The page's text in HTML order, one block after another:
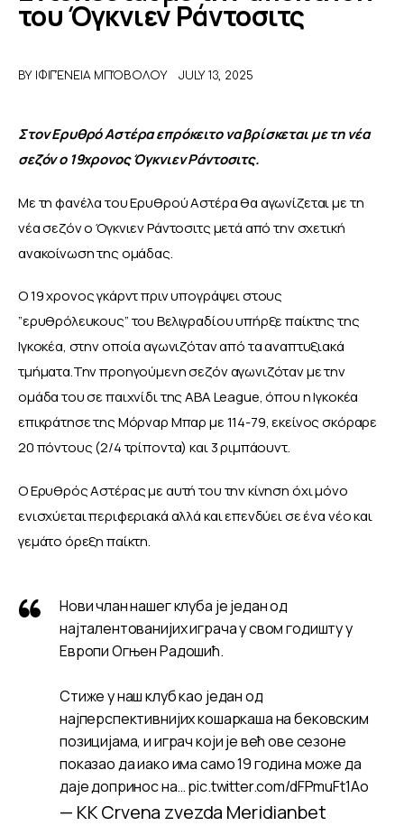
του Όγκνιεν Ράντοσιτς
BY ΙΦΙΓΈΝΕΙΑ ΜΠΌΒΟΛΟΥ JULY 13, 2025
Στον Ερυθρό Αστέρα επρόκειτο να βρίσκεται με τη νέα
σεζόν ο 19χρονος Όγκνιεν Ράντοσιτς.
Με τη φανέλα του Ερυθρού Αστέρα θα αγωνίζεται με τη
νέα σεζόν ο Όγκνιεν Ράντοσιτς μετά από την σχετική
ανακοίνωση της ομάδας.
Ο 19 χρονος γκάρντ πριν υπογράψει στους
”ερυθρόλευκους” του Βελιγραδίου υπήρξε παίκτης της
Ιγκοκέα, στην οποία αγωνιζόταν από τα αναπτυξιακά
τμήματα.Την προηγούμενη σεζόν αγωνιζόταν με την
ομάδα του σε παιχνίδι της ABA League, όπου η Ιγκοκέα
επικράτησε της Μόρναρ Μπαρ με 114-79, εκείνος σκόραρε
20 πόντους (2/4 τρίποντα) και 3 ριμπάουντ.
Ο Ερυθρός Αστέρας με αυτή του την κίνηση όχι μόνο
ενισχύεται περιφεριακά αλλά και επενδύει σε ένα νέο και
γεμάτο όρεξη παίκτη.
Нови члан нашег клуба је један од
најталентованијих играча у свом годишту у
Европи Огњен Радошић.
Стиже у наш клуб као један од
најперспективнијих кошаркаша на бековским
позицијама, и играч који је већ ове сезоне
показао да иако има само 19 година може да
даје допринос на…pic.twitter.com/dFPmuFt1Ao
— KK Crvena zvezda Meridianbet